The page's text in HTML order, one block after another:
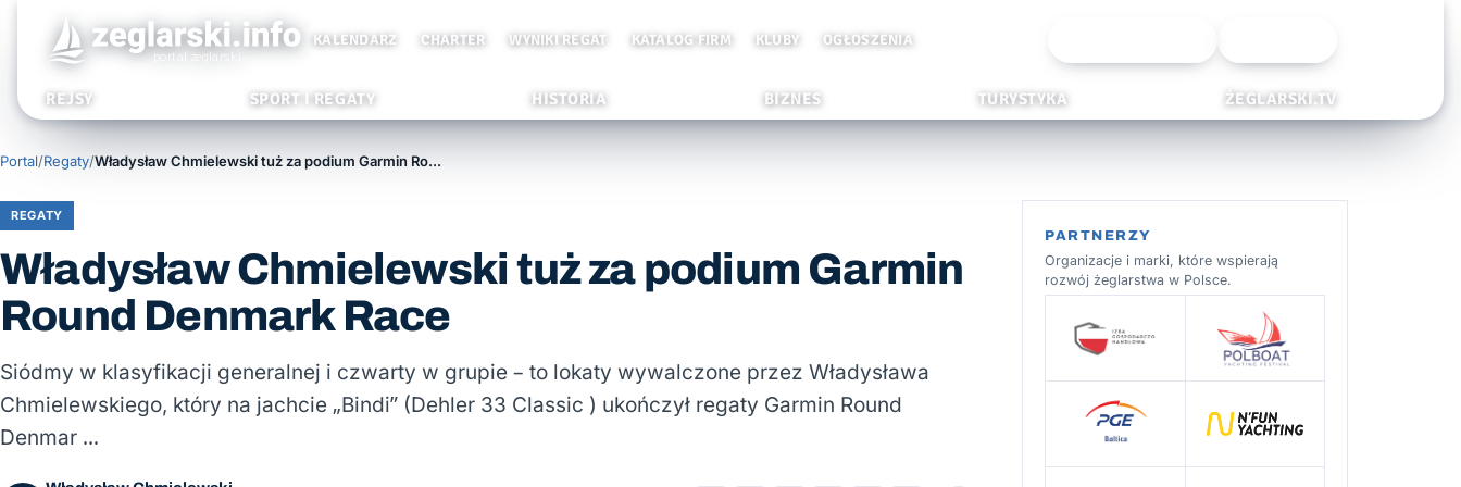
KALENDARZ CHARTER WYNIKI REGAT KATALOG FIRM KLUBY OGŁOSZENIA
REJSY SPORT I REGATY HISTORIA BIZNES TURYSTYKA ŻEGLARSKI.TV
Portal/Regaty/ Władysław Chmielewski tuż za podium Garmin Round Denmark Race
REGATY
Władysław Chmielewski tuż za podium Garmin
Round Denmark Race
Siódmy w klasyfikacji generalnej i czwarty w grupie – to lokaty wywalczone przez Władysława
Chmielewskiego, który na jachcie „Bindi” (Dehler 33 Classic ) ukończył regaty Garmin Round
Denmar …
PARTNERZY
Organizacje i marki, które wspierają
rozwój żeglarstwa w Polsce.